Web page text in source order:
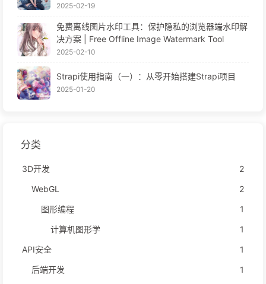
2025-02-19
免费离线图片水印工具：保护隐私的浏览器端水印解
决方案 | Free Offline Image Watermark Tool
2025-02-10
Strapi使用指南（一）：从零开始搭建Strapi项目
2025-01-20
分类
3D开发
2
WebGL
2
图形编程
1
计算机图形学
1
API安全
1
后端开发
1